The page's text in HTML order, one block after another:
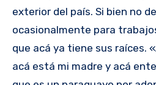
exterior del país. Si bien no
ocasionalmente para
que acá ya tiene sus raíces.
acá está mi madre y acá